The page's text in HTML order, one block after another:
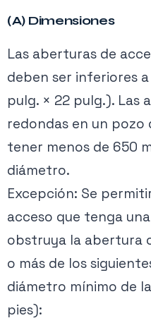
(A) Dimensiones
Las aberturas de
deben ser inferiores
pulg. × 22 pulg.). Las
redondas en un
tener menos de 650
diámetro.
Excepción: Se
acceso que tenga
obstruya la abertura
o más de los
diámetro mínimo de
pies):